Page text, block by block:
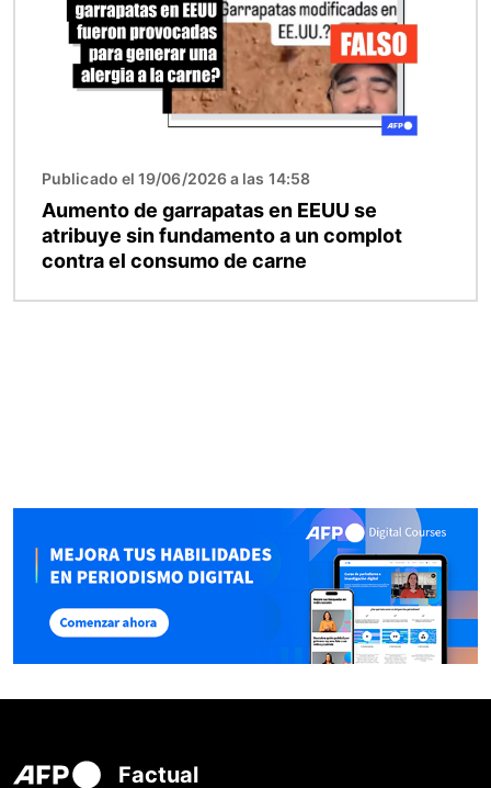
Publicado el 19/06/2026 a las 14:58
Aumento de garrapatas en EEUU se
atribuye sin fundamento a un complot
contra el consumo de carne
Factual